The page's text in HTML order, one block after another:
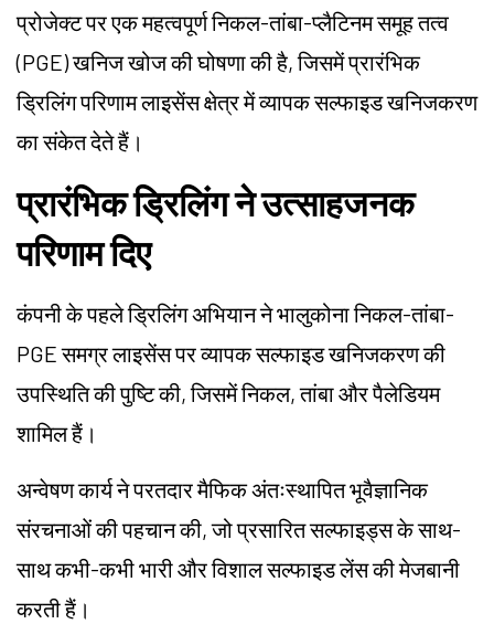
प्रोजेक्ट पर एक महत्वपूर्ण निकल-तांबा-प्लैटिनम समूह तत्व
(PGE) खनिज खोज की घोषणा की है, जिसमें प्रारंभिक
ड्रिलिंग परिणाम लाइसेंस क्षेत्र में व्यापक सल्फाइड खनिजकरण
का संकेत देते हैं।
प्रारंभिक ड्रिलिंग ने उत्साहजनक
परिणाम दिए
कंपनी के पहले ड्रिलिंग अभियान ने भालुकोना निकल-तांबा-
PGE समग्र लाइसेंस पर व्यापक सल्फाइड खनिजकरण की
उपस्थिति की पुष्टि की, जिसमें निकल, तांबा और पैलेडियम
शामिल हैं।
अन्वेषण कार्य ने परतदार मैफिक अंतःस्थापित भूवैज्ञानिक
संरचनाओं की पहचान की, जो प्रसारित सल्फाइड्स के साथ-
साथ कभी-कभी भारी और विशाल सल्फाइड लेंस की मेजबानी
करती हैं।